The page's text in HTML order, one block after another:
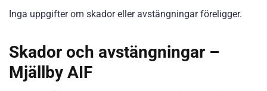
Inga uppgifter om skador eller avstängningar föreligger.
Skador och avstängningar –
Mjällby AIF